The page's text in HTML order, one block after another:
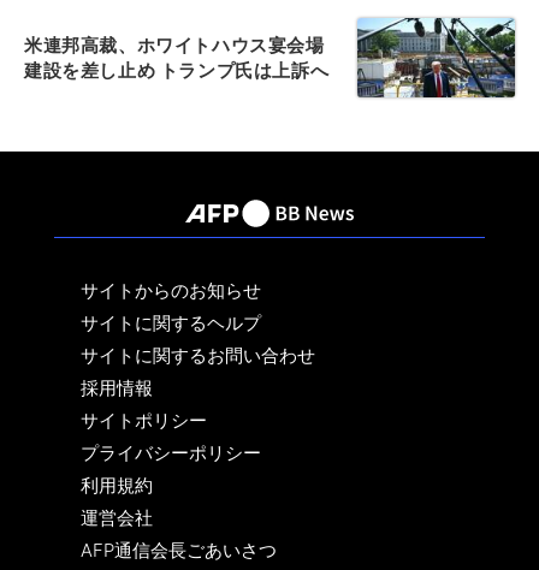
米連邦高裁、ホワイトハウス宴会場
建設を差し止め トランプ氏は上訴へ
サイトからのお知らせ
サイトに関するヘルプ
サイトに関するお問い合わせ
採用情報
サイトポリシー
プライバシーポリシー
利用規約
運営会社
AFP通信会長ごあいさつ